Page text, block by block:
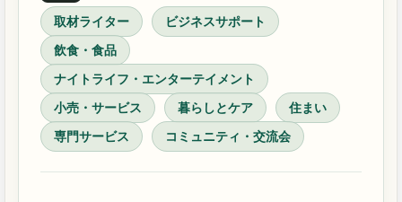
取材ライター
ビジネスサポート
飲食・食品
ナイトライフ・エンターテイメント
小売・サービス
暮らしとケア
住まい
専門サービス
コミュニティ・交流会